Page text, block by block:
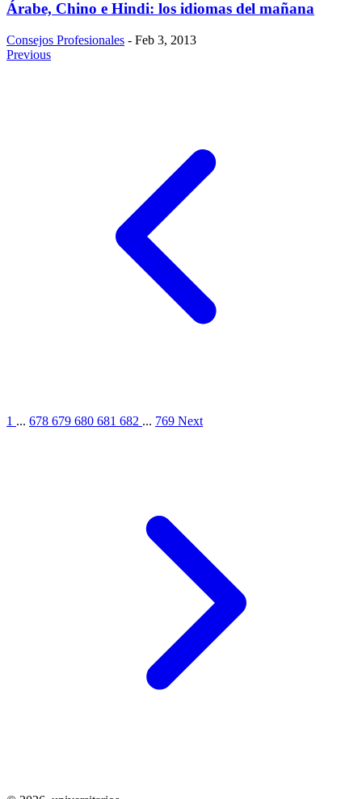
Árabe, Chino e Hindi: los idiomas del mañana
Consejos Profesionales - Feb 3, 2013
Previous
1 ... 678 679 680 681 682 ... 769 Next